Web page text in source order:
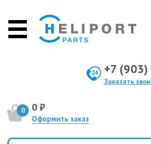
+7
Заказать
0 0 ₽
Оформить заказ